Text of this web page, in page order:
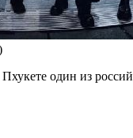
один из